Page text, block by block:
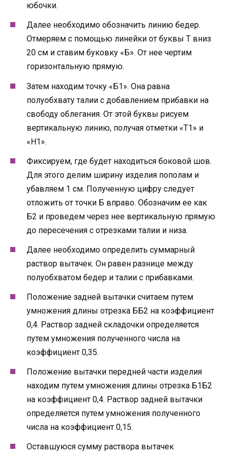
юбочки.
Далее необходимо обозначить линию бедер.
Отмеряем с помощью линейки от буквы Т вниз
20 см и ставим буковку «Б». От нее чертим
горизонтальную прямую.
Затем находим точку «Б1». Она равна
полуобхвату талии с добавлением прибавки на
свободу облегания. От этой буквы рисуем
вертикальную линию, получая отметки «Т1» и
«Н1».
Фиксируем, где будет находиться боковой шов.
Для этого делим ширину изделия пополам и
убавляем 1 см. Полученную цифру следует
отложить от точки Б вправо. Обозначим ее как
Б2 и проведем через нее вертикальную прямую
до пересечения с отрезками талии и низа.
Далее необходимо определить суммарный
раствор вытачек. Он равен разнице между
полуобхватом бедер и талии с прибавками.
Положение задней вытачки считаем путем
умножения длины отрезка ББ2 на коэффициент
0,4. Раствор задней складочки определяется
путем умножения полученного числа на
коэффициент 0,35.
Положение вытачки передней части изделия
находим путем умножения длины отрезка Б1Б2
на коэффициент 0,4. Раствор задней вытачки
определяется путем умножения полученного
числа на коэффициент 0,15.
Оставшуюся сумму раствора вытачек